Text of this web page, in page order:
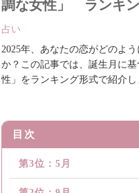
調な女性」 ランキン
占い
2025年、あなたの恋がどのよ
か？この記事では、誕生月に
性」をランキング形式で紹介し
目次
第3位：5月